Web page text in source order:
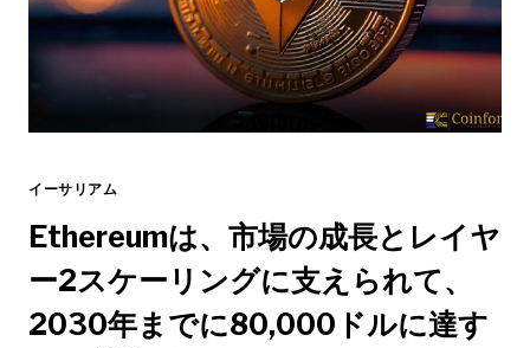
イーサリアム
Ethereumは、市場の成長とレイヤ
ー2スケーリングに支えられて、
2030年までに80,000ドルに達す